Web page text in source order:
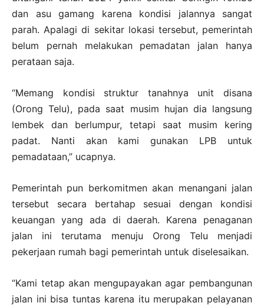
dan asu gamang karena kondisi jalannya sangat
parah. Apalagi di sekitar lokasi tersebut, pemerintah
belum pernah melakukan pemadatan jalan hanya
perataan saja.
“Memang kondisi struktur tanahnya unit disana
(Orong Telu), pada saat musim hujan dia langsung
lembek dan berlumpur, tetapi saat musim kering
padat. Nanti akan kami gunakan LPB untuk
pemadataan,” ucapnya.
Pemerintah pun berkomitmen akan menangani jalan
tersebut secara bertahap sesuai dengan kondisi
keuangan yang ada di daerah. Karena penaganan
jalan ini terutama menuju Orong Telu menjadi
pekerjaan rumah bagi pemerintah untuk diselesaikan.
“Kami tetap akan mengupayakan agar pembangunan
jalan ini bisa tuntas karena itu merupakan pelayanan